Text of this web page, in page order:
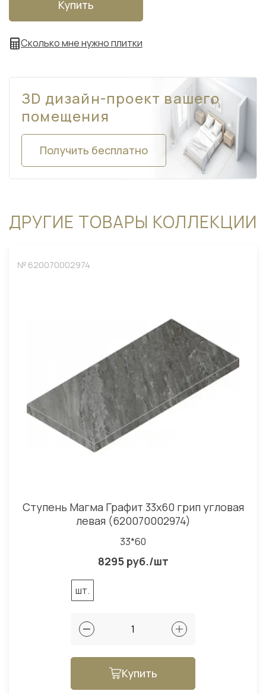
Купить
Сколько мне нужно плитки
ЗD дизайн-проект вашего
помещения
Получить бесплатно
ДРУГИЕ ТОВАРЫ КОЛЛЕКЦИИ
№ 620070002974
Ступень Магма Графит 33x60 грип угловая
левая (620070002974)
33*60
8295 руб./шт
шт.
Купить